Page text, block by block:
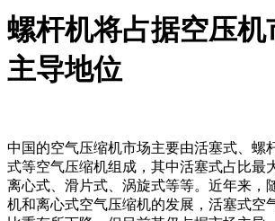
螺杆机将占据空压机
主导地位
中国的空气压缩机市场主要由活塞式、螺
式等空气压缩机组成，其中活塞式占比最
离心式、滑片式、涡旋式等等。近年来，
机和离心式空气压缩机的发展，活塞式空